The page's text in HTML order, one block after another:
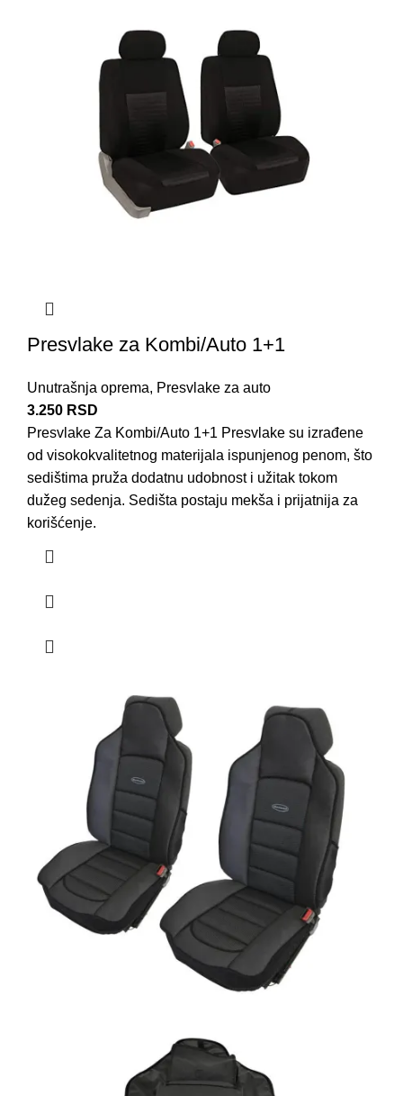
Presvlake za Kombi/Auto 1+1
Unutrašnja oprema, Presvlake za auto
3.250 RSD
Presvlake Za Kombi/Auto 1+1 Presvlake su izrađene
od visokokvalitetnog materijala ispunjenog penom, što
sedištima pruža dodatnu udobnost i užitak tokom
dužeg sedenja. Sedišta postaju mekša i prijatnija za
korišćenje.